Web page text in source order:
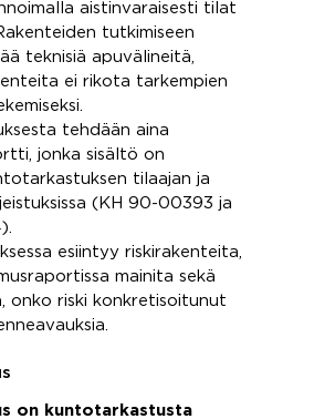
aistinvaraisesti tilat
tutkimiseen
teknisiä apuvälineitä,
ei rikota tarkempien
tehdään aina
jonka sisältö on
tilaajan ja
(KH 90-00393 ja
esiintyy riskirakenteita,
mainita sekä
onko riski konkretisoitunut
on kuntotarkastusta